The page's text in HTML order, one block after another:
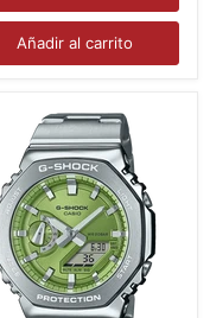
Añadir al carrito